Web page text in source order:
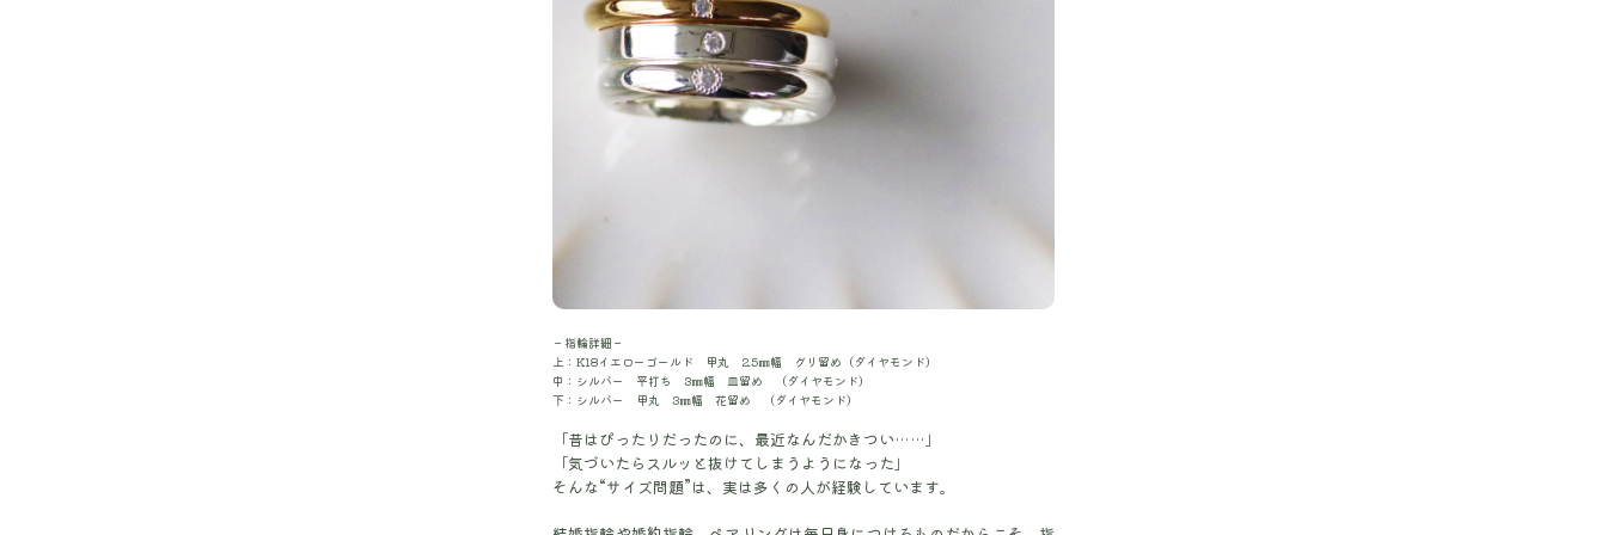
－指輪詳細－
上：K18イエローゴールド 甲丸 2.5㎜幅 グリ留め（ダイヤモンド）
中：シルバー 平打ち 3㎜幅 皿留め （ダイヤモンド）
下：シルバー 甲丸 3㎜幅 花留め （ダイヤモンド）
「昔はぴったりだったのに、最近なんだかきつい……」
「気づいたらスルッと抜けてしまうようになった」
そんな“サイズ問題”は、実は多くの人が経験しています。